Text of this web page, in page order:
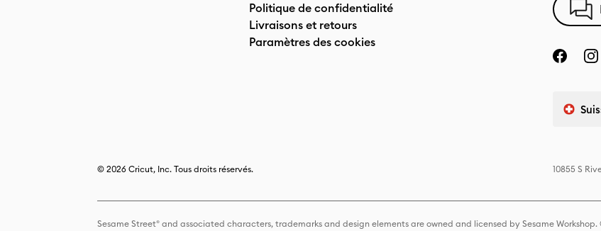
Politique de confidentialité
Livraisons et retours
Paramètres des cookies
© 2026 Cricut, Inc. Tous droits réservés. 10855 S
Sesame Street® and associated characters, trademarks and design elements are owned and licensed by Sesame Workshop.